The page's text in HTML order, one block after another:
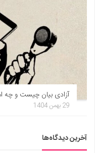
آزادی بیان چیست و چه
29 بهمن 1404
آخرین دیدگاه‌ها